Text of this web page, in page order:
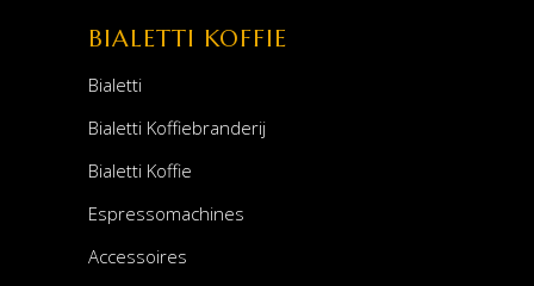
BIALETTI KOFFIE
Bialetti
Bialetti Koffiebranderij
Bialetti Koffie
Espressomachines
Accessoires